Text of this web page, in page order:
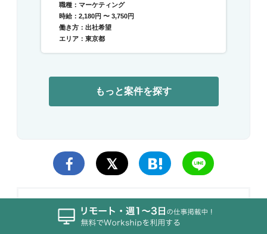
運営／急成長中DXベンチャー
職種：マーケティング
時給：2,180円 〜 3,750円
働き方：出社希望
エリア：東京都
もっと案件を探す
Smart Insights
We share high quality Actionable Marketin